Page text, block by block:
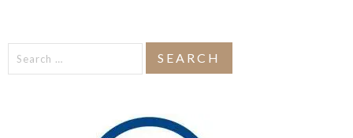
Search
for: